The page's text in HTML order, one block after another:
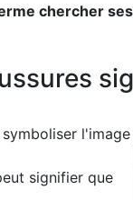
chercher
signifier que